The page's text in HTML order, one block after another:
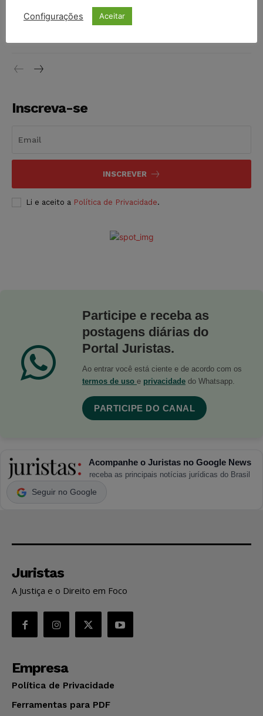
Justiça do Trabalho mantém justa causa de empregado que
vendia canetas emagrecedoras no local de trabalho
Inscreva-se
INSCREVER
Li e aceito a Política de Privacidade.
Participe e receba as
postagens diárias do
Portal Juristas.
Ao entrar você está ciente e de acordo com os
termos de uso e privacidade do Whatsapp.
PARTICIPE DO CANAL
Acompanhe o Juristas no Google News
receba as principais notícias jurídicas do Brasil
Seguir no Google
Juristas
A Justiça e o Direito em Foco
Empresa
Política de Privacidade
Ferramentas para PDF
Configurações Aceitar